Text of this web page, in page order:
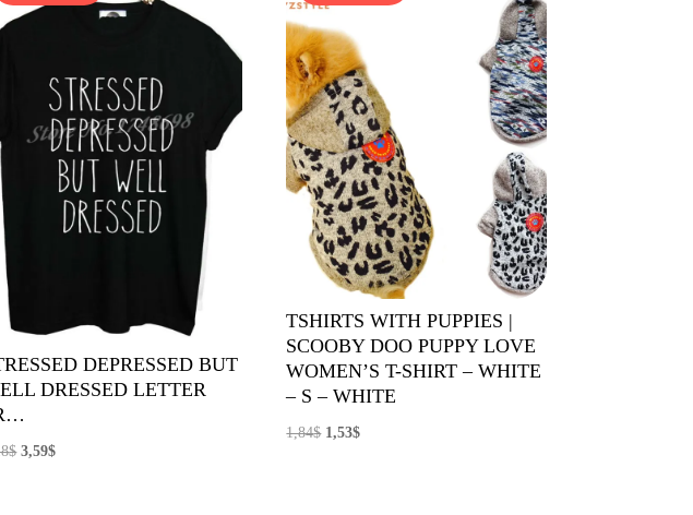
DEPRESSED BUT
DRESSED LETTER
$ El
3,59$El
TSHIRTS WITH PUPPIES |
SCOOBY DOO PUPPY LOVE
WOMEN’S T-SHIRT – WHITE
– S – WHITE
1,84$ El
1,53$El